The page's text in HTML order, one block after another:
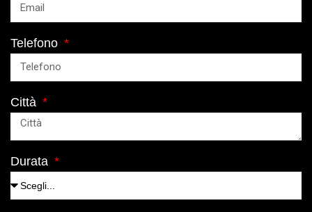
Telefono
Città
Durata